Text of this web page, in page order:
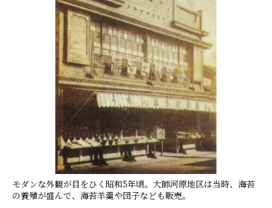
モダンな外観が目をひく昭和5年頃。大師河原地区は当時、海苔
の養殖が盛んで、海苔羊羹や団子なども販売。